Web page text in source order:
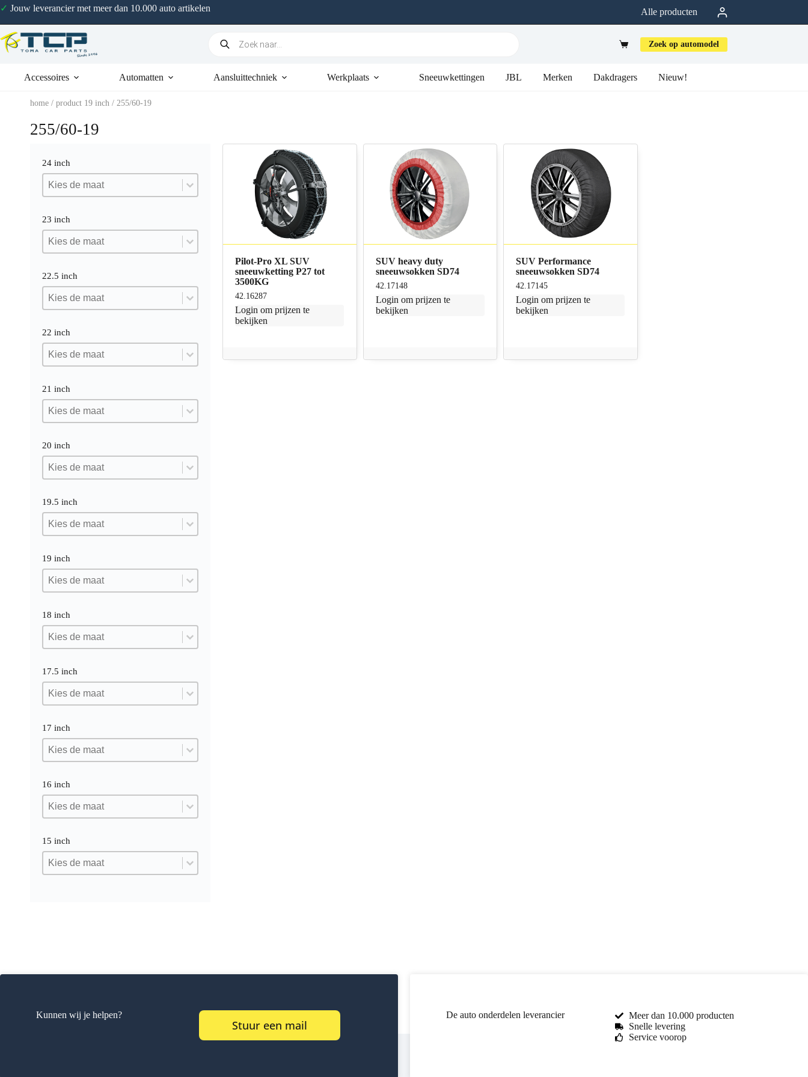
✓ Jouw leverancier met meer dan 10.000 auto artikelen Alle producten
Zoek op automodel
Accessoires Automatten Aansluittechniek Werkplaats Sneeuwkettingen JBL Merken Dakdragers Nieuw!
home / product 19 inch / 255/60-19
255/60-19
24 inch
24 inch
24 inch
24 inch
23 inch
23 inch
23 inch
23 inch
22.5 inch
22.5 inch
22.5 inch
22.5 inch
22 inch
22 inch
22 inch
22 inch
21 inch
21 inch
21 inch
21 inch
20 inch
20 inch
20 inch
20 inch
19.5 inch
19.5 inch
19.5 inch
19.5 inch
19 inch
19 inch
19 inch
19 inch
18 inch
18 inch
18 inch
18 inch
17.5 inch
17.5 inch
17.5 inch
17.5 inch
17 inch
17 inch
17 inch
17 inch
16 inch
16 inch
16 inch
16 inch
15 inch
15 inch
15 inch
15 inch
Pilot-Pro XL SUV
sneeuwketting P27 tot
3500KG
42.16287
Login om prijzen te
bekijken
SUV heavy duty
sneeuwsokken SD74
42.17148
Login om prijzen te
bekijken
SUV Performance
sneeuwsokken SD74
42.17145
Login om prijzen te
bekijken
Kunnen wij je helpen?
Stuur een mail
De auto onderdelen leverancier
Meer dan 10.000 producten
Snelle levering
Service voorop